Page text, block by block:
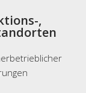
,